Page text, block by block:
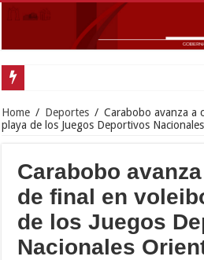
Home / Deportes / Carabobo avanza a
playa de los Juegos Deportivos
Carabobo
de final en
de los Juegos
Nacionales